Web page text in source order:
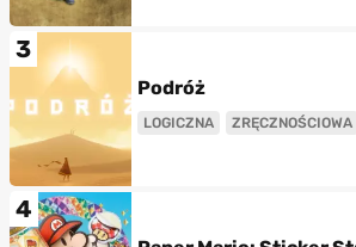
3
Podróż
LOGICZNA ZRĘCZNOŚCIOWA
4